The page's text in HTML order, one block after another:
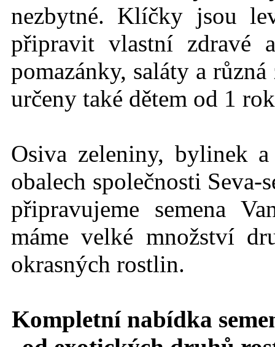
nezbytné. Klíčky jsou
připravit vlastní zdravé
pomazánky, saláty a
určeny také dětem od 1
Osiva zeleniny, bylinek
obalech společnosti Seva-
připravujeme semena
máme velké množství
okrasných rostlin.
Kompletní nabídka